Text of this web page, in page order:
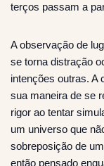
terços passam a
A observação de
se torna distração
intenções outras. A
sua maneira de se
rigor ao tentar
um universo que
sobreposição de
então pensado